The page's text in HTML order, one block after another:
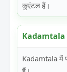
कुएंटल हैं।
Kadamtala
Kadamtala में